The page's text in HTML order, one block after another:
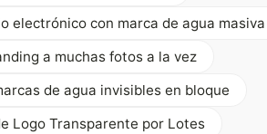
electrónico con marca de agua masiva
a muchas fotos a la vez
de agua invisibles en bloque
Logo Transparente por Lotes